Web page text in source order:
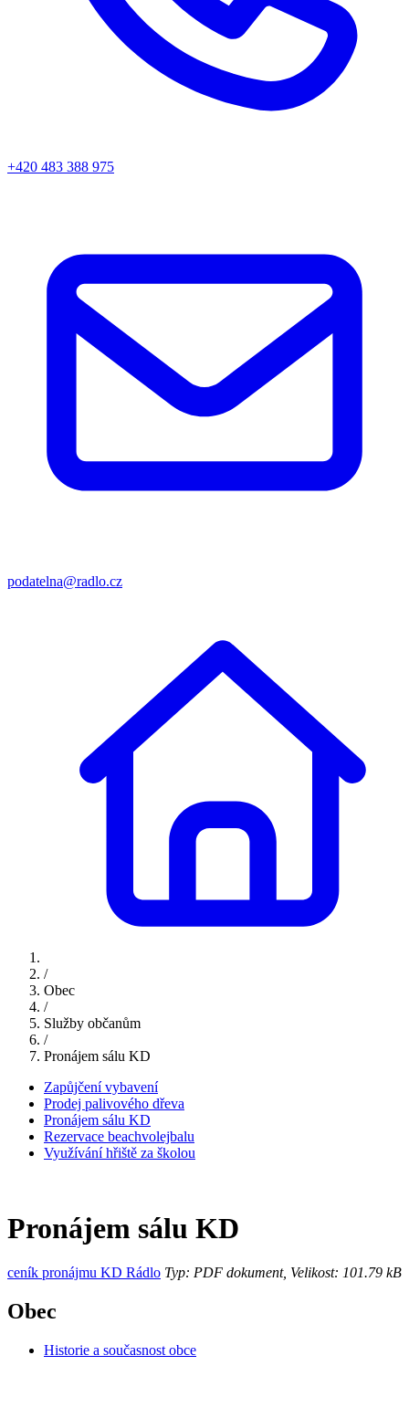
+420 483 388 975
podatelna@radlo.cz
/
Obec
/
Služby občanům
/
Pronájem sálu KD
Zapůjčení vybavení
Prodej palivového dřeva
Pronájem sálu KD
Rezervace beachvolejbalu
Využívání hřiště za školou
Pronájem sálu KD
ceník pronájmu KD Rádlo Typ: PDF dokument, Velikost: 101.79 kB
Obec
Historie a současnost obce